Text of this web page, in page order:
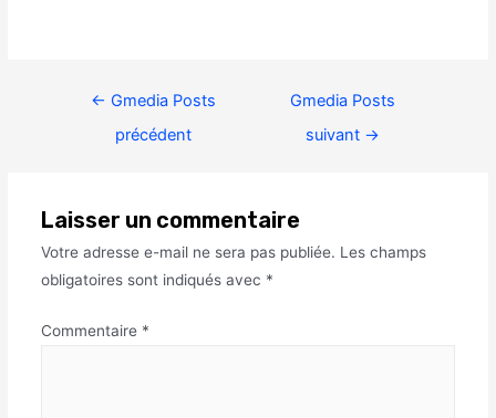
← Gmedia Posts
précédent
Gmedia Posts
suivant →
Laisser un commentaire
Votre adresse e-mail ne sera pas publiée. Les champs
obligatoires sont indiqués avec *
Commentaire *